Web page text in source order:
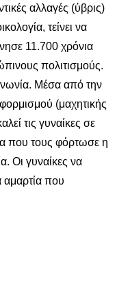
αλλαγές (ύβρις)
τείνει να
11.700 χρόνια
πολιτισμούς.
Μέσα από την
(μαχητικής
τις γυναίκες σε
που τους φόρτωσε η
Οι γυναίκες να
αμαρτία που